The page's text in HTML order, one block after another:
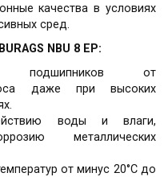
качества в условиях
сред.
NBU 8 EP:
подшипников от
даже при высоких
воды и влаги,
металлических
от минус 20°C до